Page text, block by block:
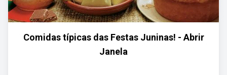
Comidas típicas das Festas Juninas! - Abrir
Janela